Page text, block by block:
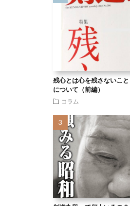
残心とは心を残さないこ
について（前編）
コラム